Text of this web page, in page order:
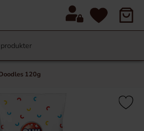
120g